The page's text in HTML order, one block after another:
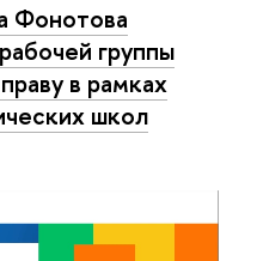
Фонотова
группы
в рамках
школ